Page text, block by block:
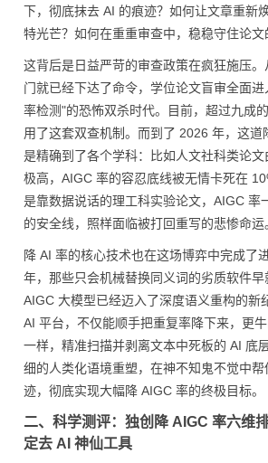
下，彻底抹去 AI 的痕迹？如何让文章重新
特光芒？如何在重重审查中，稳稳守住论文
这背后是日益严苛的审查政策在疯狂施压
门就已经下达了命令，学位论文盲审全面
率检测"的恐怖双杀时代。目前，超过九成
用了这套双查机制。而到了 2026 年，这道
是精确到了各个学科：比如人文社科类论
极高，AIGC 率的容忍底线被无情卡死在
是靠数据说话的理工科实验论文，AIGC 率
的安全线，照样面临被打回重写的悲惨命运
降 AI 率的核心技术也在这场博弈中完成了
年，那些只会机械替换同义词的劣质软件
AIGC 大模型已经迈入了深度语义重构的新
AI 平台，不仅能顺手把重复率降下来，更
一样，精准扫描并剥离文本中死板的 AI 底
细的人类化语境重塑，在神不知鬼不觉中
迹，彻底实现大幅降 AIGC 率的终极目标。
二、科学测评：独创降 AIGC 率六维
定去 AI 神仙工具